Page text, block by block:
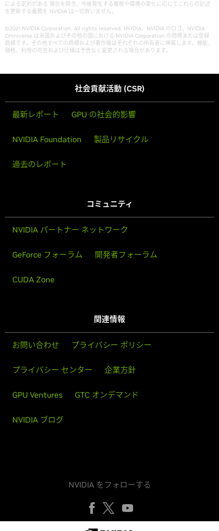
による定めがある 場合を除き、今後発生する事態や環境の変化に応じてこれらの記述
を更新する義務を NVIDIA は一切負いません。
©2021 NVIDIA Corporation. All rights reserved. NVIDIA、NVIDIA のロゴ、NVIDIA
Omniverse は米国およびその他の国における NVIDIA Corporation の商標または登録
商標です。その他すべての商標および著作権はそれぞれの所有者に帰属します。機能、
価格、利用の可否および仕様は予告なく変更される場合があります。
社会貢献活動 (CSR)
最新レポート GPU の社会的影響
NVIDIA Foundation 製品リサイクル
過去のレポート
コミュニティ
NVIDIA パートナー ネットワーク
GeForce フォーラム 開発者フォーラム
CUDA Zone
関連情報
お問い合わせ プライバシー ポリシー
プライバシー センター 企業方針
GPU Ventures GTC オンデマンド
NVIDIA ブログ
NVIDIA をフォローする